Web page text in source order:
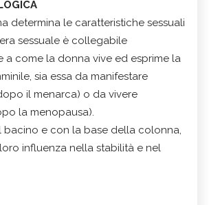
determina le caratteristiche sessuali
sessuale è collegabile
a come la donna vive ed esprime la
sia essa da manifestare
il menarca) o da vivere
la menopausa).
bacino e con la base della colonna,
influenza nella stabilità e nel